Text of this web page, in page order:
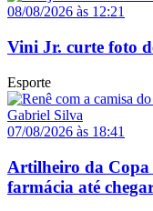
08/08/2026 às 12:21
Vini Jr. curte foto
Esporte
07/08/2026 às 18:41
Artilheiro da Copa
farmácia até